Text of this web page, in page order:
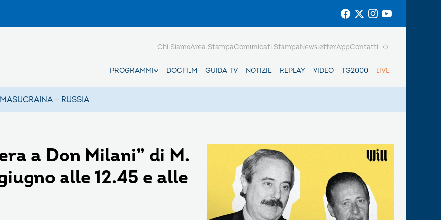
PROGRAMMI DOCFILM GUIDA TV NOTIZIE REPLAY VIDEO TG2000 LIVE
Chi SiamoArea StampaComunicati StampaNewsletterAppContatti
UCRAINA – RUSSIA
a Don Milani” di M.
alle 12.45 e alle